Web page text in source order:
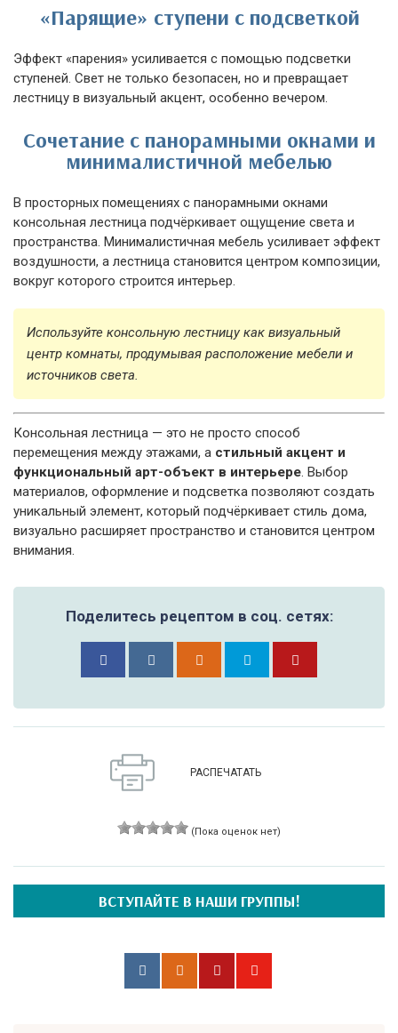
«Парящие» ступени с подсветкой
Эффект «парения» усиливается с помощью подсветки
ступеней. Свет не только безопасен, но и превращает
лестницу в визуальный акцент, особенно вечером.
Сочетание с панорамными окнами и
минималистичной мебелью
В просторных помещениях с панорамными окнами
консольная лестница подчёркивает ощущение света и
пространства. Минималистичная мебель усиливает эффект
воздушности, а лестница становится центром композиции,
вокруг которого строится интерьер.
Используйте консольную лестницу как визуальный
центр комнаты, продумывая расположение мебели и
источников света.
Консольная лестница — это не просто способ
перемещения между этажами, а стильный акцент и
функциональный арт-объект в интерьере. Выбор
материалов, оформление и подсветка позволяют создать
уникальный элемент, который подчёркивает стиль дома,
визуально расширяет пространство и становится центром
внимания.
Поделитесь рецептом в соц. сетях:
РАСПЕЧАТАТЬ
(Пока оценок нет)
ВСТУПАЙТЕ В НАШИ ГРУППЫ!